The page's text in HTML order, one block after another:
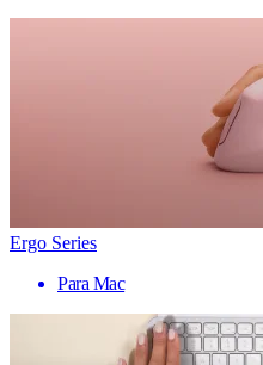
Ergo Series
Para Mac